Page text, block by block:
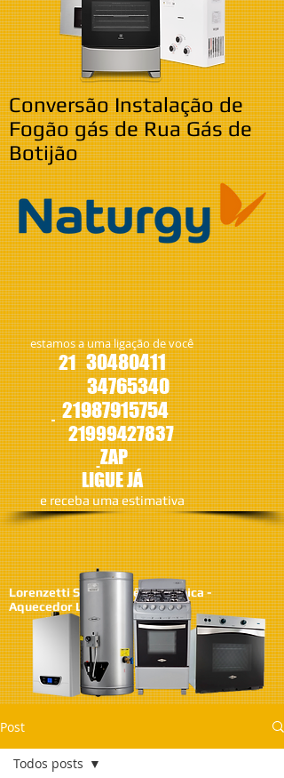
Conversão Instalação de
Fogão gás de Rua Gás de
Botijão
estamos a uma ligação de você
2130480411
34765340
21987915754
21999427837
ZAP
LIGUE JÁ
​e receba uma estimativa
Lorenzetti SA - Assistêcia Técnica -
Aquecedor Lorenzetti
Post
Todos posts